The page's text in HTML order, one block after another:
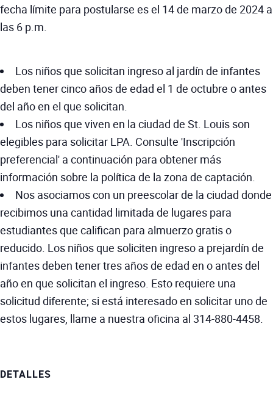
fecha límite para postularse es el 14 de marzo de 2024 a
las 6 p.m.
Los niños que solicitan ingreso al jardín de infantes
deben tener cinco años de edad el 1 de octubre o antes
del año en el que solicitan.
Los niños que viven en la ciudad de St. Louis son
elegibles para solicitar LPA. Consulte 'Inscripción
preferencial' a continuación para obtener más
información sobre la política de la zona de captación.
Nos asociamos con un preescolar de la ciudad donde
recibimos una cantidad limitada de lugares para
estudiantes que califican para almuerzo gratis o
reducido. Los niños que soliciten ingreso a prejardín de
infantes deben tener tres años de edad en o antes del
año en que solicitan el ingreso. Esto requiere una
solicitud diferente; si está interesado en solicitar uno de
estos lugares, llame a nuestra oficina al 314-880-4458.
DETALLES